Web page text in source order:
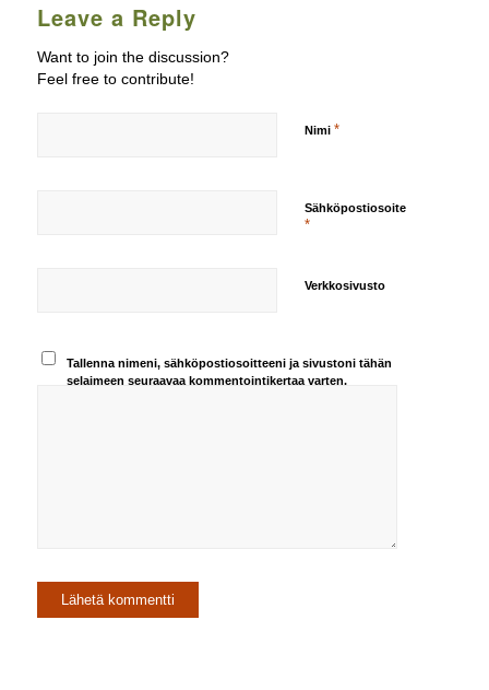
Leave a Reply
Want to join the discussion?
Feel free to contribute!
Nimi *
Sähköpostiosoite
*
Verkkosivusto
Tallenna nimeni, sähköpostiosoitteeni ja sivustoni tähän
selaimeen seuraavaa kommentointikertaa varten.